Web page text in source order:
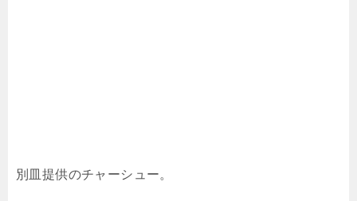
別皿提供のチャーシュー。